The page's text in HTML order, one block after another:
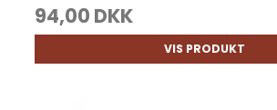
94,00 DKK
VIS PRODUKT